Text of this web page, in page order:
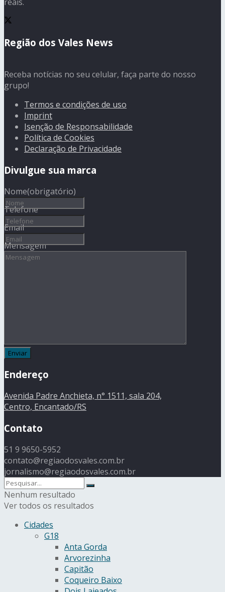
Região dos Vales News
Receba notícias no seu celular, faça parte do nosso
grupo!
Termos e condições de uso
Imprint
Isenção de Responsabilidade
Política de Cookies
Declaração de Privacidade
Divulgue sua marca
Nome(obrigatório)
Telefone
Email
Mensagem
Endereço
Avenida Padre Anchieta, n° 1511, sala 204,
Centro, Encantado/RS
Contato
51 9 9650-5952
contato@regiaodosvales.com.br
jornalismo@regiaodosvales.com.br
Nenhum resultado
Ver todos os resultados
Cidades
G18
Anta Gorda
Arvorezinha
Capitão
Coqueiro Baixo